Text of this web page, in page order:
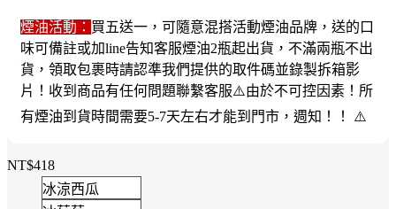
煙油活動： 買五送一，可隨意混搭活動煙油品牌，送的口
味可備註或加line告知客服煙油2瓶起出貨，不滿兩瓶不出
貨，領取包裹時請認準我們提供的取件碼並錄製拆箱影
片！收到商品有任何問題聯繫客服⚠️由於不可控因素！所
有煙油到貨時間需要5-7天左右才能到門市，週知！！ ⚠️
NT$418
冰涼西瓜